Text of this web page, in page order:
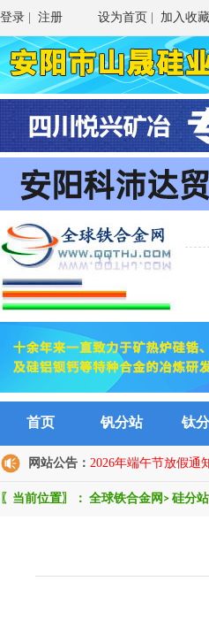
登录 注册 设为首页 加入收藏
首页 钒分站 钛
网站公告： 2026年端午节放假通
〖当前位置〗： 全球铁合金网 > 硅分站